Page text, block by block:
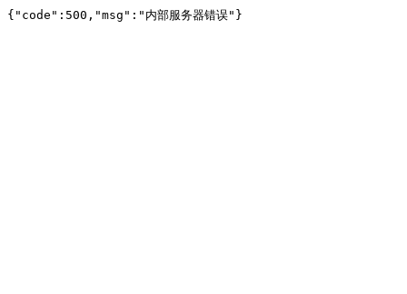
{"code":500,"msg":"内部服务器错误"}